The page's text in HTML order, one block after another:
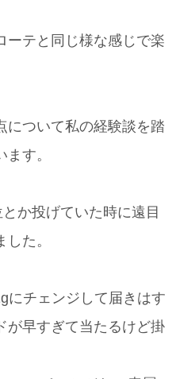
ーテと同じ様な感じで楽
について私の経験談を踏
す。
か投げていた時に遠目
た。
にチェンジして届きはす
が早すぎて当たるけど掛